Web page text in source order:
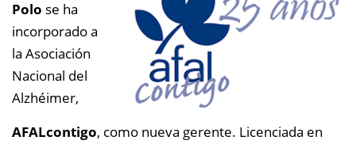
Polo se ha
incorporado a
la Asociación
Nacional del
Alzhéimer,
AFALcontigo, como nueva gerente. Licenciada en